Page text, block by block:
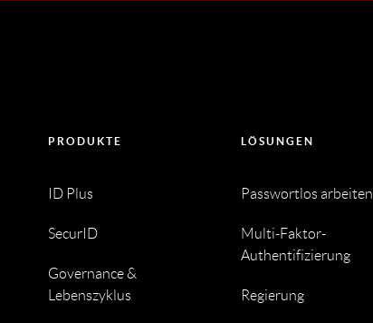
PRODUKTE
ID Plus
SecurID
Governance &
Lebenszyklus
LÖSUNGEN
Passwortlos arbeiten
Multi-Faktor-
Authentifizierung
Regierung